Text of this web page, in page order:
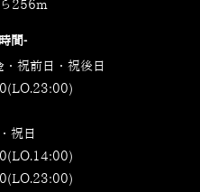
256m
間‐
祝前日・祝後日
祝日